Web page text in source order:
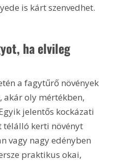
is kárt szenvedhet.
ha elvileg
a fagytűrő növények
akár oly mértékben,
jelentős kockázati
télálló kerti növényt
vagy nagy edényben
praktikus okai,